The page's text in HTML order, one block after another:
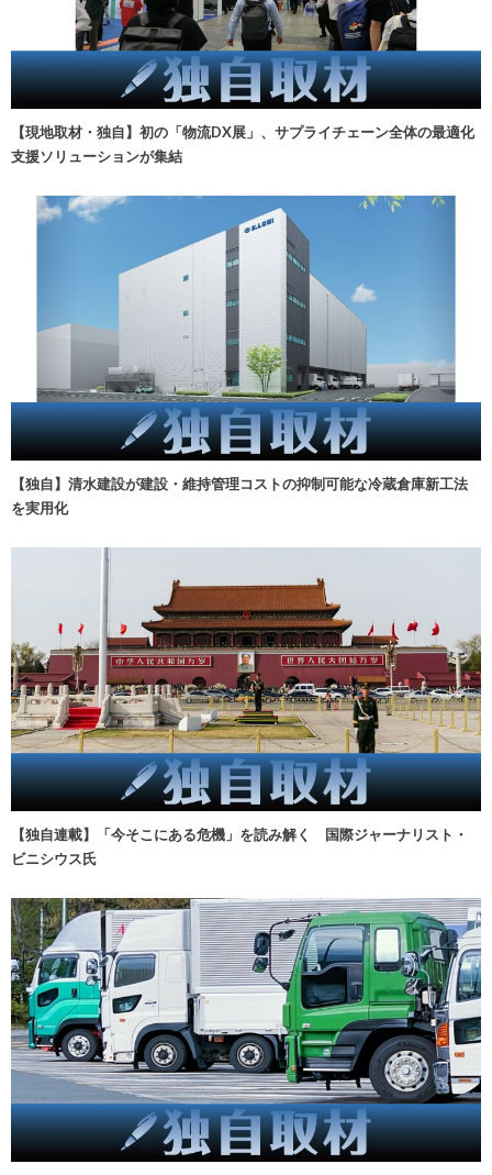
【現地取材・独自】初の「物流DX展」、サプライチェーン全体の最適化
支援ソリューションが集結
【独自】清水建設が建設・維持管理コストの抑制可能な冷蔵倉庫新工法
を実用化
【独自連載】「今そこにある危機」を読み解く 国際ジャーナリスト・
ビニシウス氏